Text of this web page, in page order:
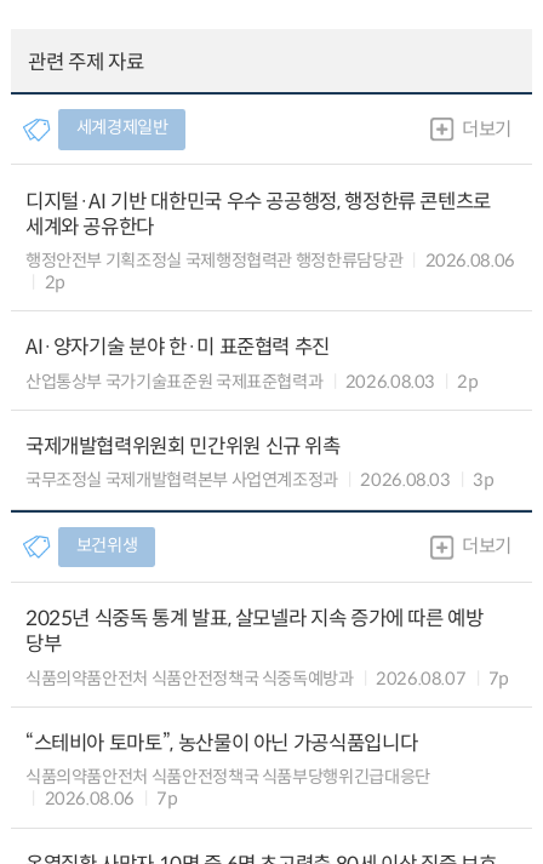
관련 주제 자료
세계경제일반 더보기
디지털·AI 기반 대한민국 우수 공공행정, 행정한류 콘텐츠로
세계와 공유한다
행정안전부 기획조정실 국제행정협력관 행정한류담당관
2026.08.06
2p
AI·양자기술 분야 한·미 표준협력 추진
산업통상부 국가기술표준원 국제표준협력과 2026.08.03 2p
국제개발협력위원회 민간위원 신규 위촉
국무조정실 국제개발협력본부 사업연계조정과 2026.08.03 3p
보건위생 더보기
2025년 식중독 통계 발표, 살모넬라 지속 증가에 따른 예방
당부
식품의약품안전처 식품안전정책국 식중독예방과 2026.08.07 7p
“스테비아 토마토”, 농산물이 아닌 가공식품입니다
식품의약품안전처 식품안전정책국 식품부당행위긴급대응단
2026.08.06
7p